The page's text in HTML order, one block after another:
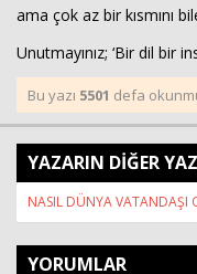
ama çok az bir kısmını
Unutmayınız; ‘Bir dil bir
Bu yazı 5501 defa
YAZARIN DİĞER
NASIL DÜNYA VATANDAŞI
YORUMLAR